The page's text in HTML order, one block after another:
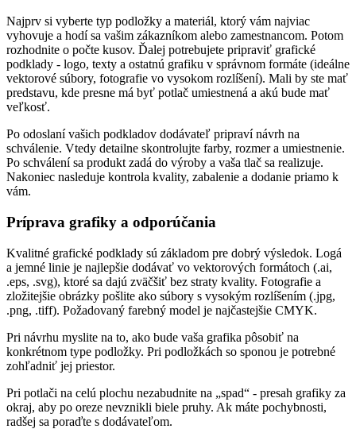
Najprv si vyberte typ podložky a materiál, ktorý vám najviac
vyhovuje a hodí sa vašim zákazníkom alebo zamestnancom. Potom
rozhodnite o počte kusov. Ďalej potrebujete pripraviť grafické
podklady - logo, texty a ostatnú grafiku v správnom formáte (ideálne
vektorové súbory, fotografie vo vysokom rozlíšení). Mali by ste mať
predstavu, kde presne má byť potlač umiestnená a akú bude mať
veľkosť.
Po odoslaní vašich podkladov dodávateľ pripraví návrh na
schválenie. Vtedy detailne skontrolujte farby, rozmer a umiestnenie.
Po schválení sa produkt zadá do výroby a vaša tlač sa realizuje.
Nakoniec nasleduje kontrola kvality, zabalenie a dodanie priamo k
vám.
Príprava grafiky a odporúčania
Kvalitné grafické podklady sú základom pre dobrý výsledok. Logá
a jemné linie je najlepšie dodávať vo vektorových formátoch (.ai,
.eps, .svg), ktoré sa dajú zväčšiť bez straty kvality. Fotografie a
zložitejšie obrázky pošlite ako súbory s vysokým rozlíšením (.jpg,
.png, .tiff). Požadovaný farebný model je najčastejšie CMYK.
Pri návrhu myslite na to, ako bude vaša grafika pôsobiť na
konkrétnom type podložky. Pri podložkách so sponou je potrebné
zohľadniť jej priestor.
Pri potlači na celú plochu nezabudnite na „spad“ - presah grafiky za
okraj, aby po oreze nevznikli biele pruhy. Ak máte pochybnosti,
radšej sa poraďte s dodávateľom.